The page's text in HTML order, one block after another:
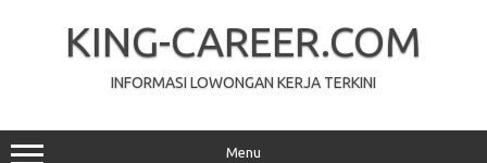
KING-CAREER.COM
INFORMASI LOWONGAN KERJA TERKINI
Menu